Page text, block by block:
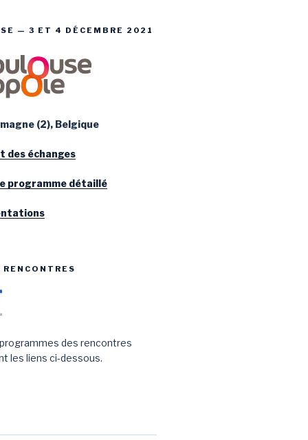
— 3 ET 4 DÉCEMBRE 2021
(2), Belgique
des échanges
programme détaillé
des rencontres
les liens ci-dessous.